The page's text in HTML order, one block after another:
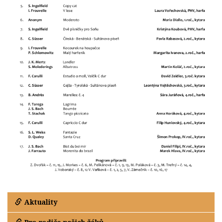
Aktuality